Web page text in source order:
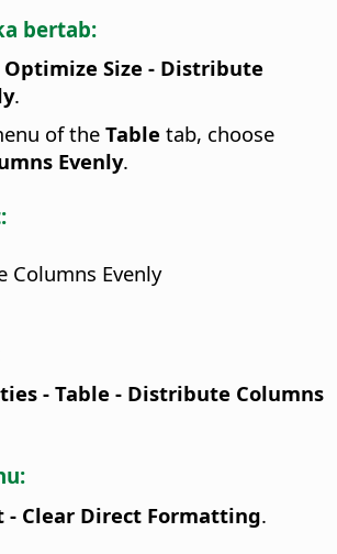
bertab:
Optimize Size - Distribute
.
of the Table tab, choose
Evenly.
Columns Evenly
- Table - Distribute Columns
- Clear Direct Formatting.